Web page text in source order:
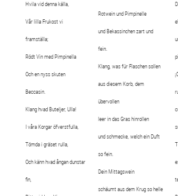
Hvila vid denna källa,
Vår lilla Frukost vi
framställa;
Rödt Vin med Pimpinella
Och en nyss skuten
Beccasin.
Klang hvad Buteljer, Ulla!
I våra Korgar öfverstfulla,
Tömda i gräset rulla,
Och känn hvad ångan dunstar
fin,
Rotwein und Pimpinelle
und Bekassinchen zart und
fein.
Klang, was für Flaschen sollen
aus diesem Korb, dem
übervollen
leer in das Gras hinrollen
und schmecke, welch ein Duft
so fein.
Dein Mittagswein
schäumt aus dem Krug so helle